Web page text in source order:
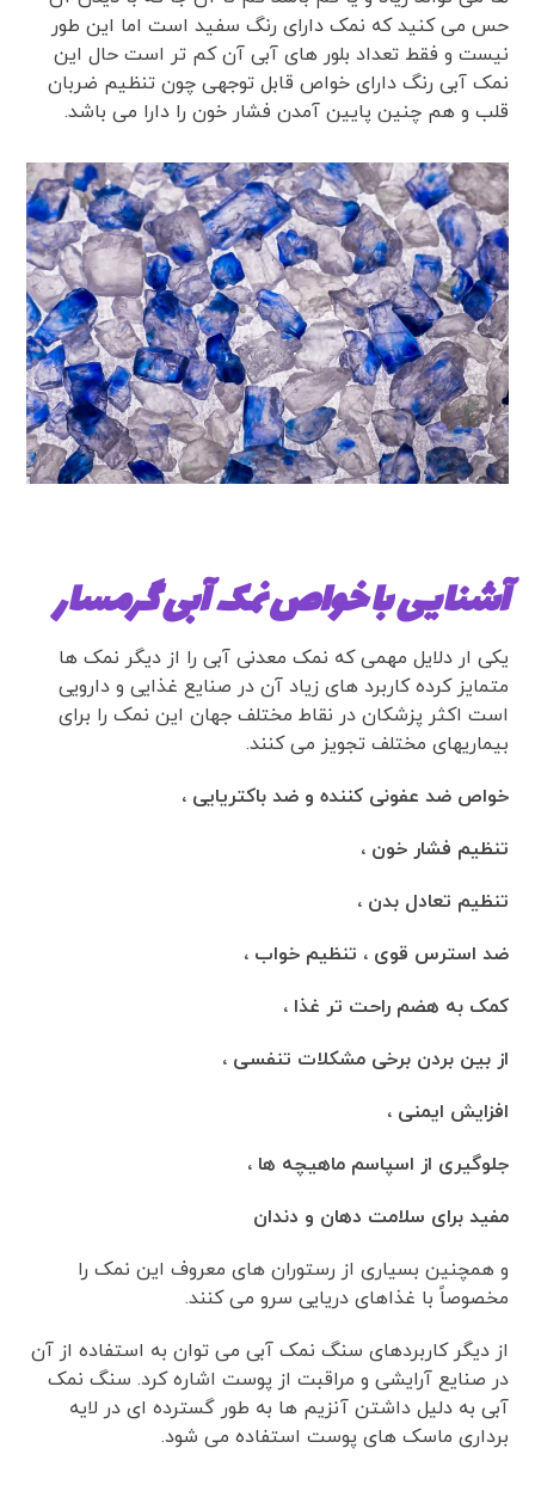
حس می کنید که نمک دارای رنگ سفید است اما این طور
نیست و فقط تعداد بلور های آبی آن کم تر است حال این
نمک آبی رنگ دارای خواص قابل توجهی چون تنظیم ضربان
قلب و هم چنین پایین آمدن فشار خون را دارا می باشد.
آشنایی با خواص نمک آبی گرمسار
یکی ار دلایل مهمی که نمک معدنی آبی را از دیگر نمک ها
متمایز کرده کاربرد های زیاد آن در صنایع غذایی و دارویی
است اکثر پزشکان در نقاط مختلف جهان این نمک را برای
بیماریهای مختلف تجویز می کنند.
خواص ضد عفونی کننده و ضد باکتریایی ،
تنظیم فشار خون ،
تنظیم تعادل بدن ،
ضد استرس قوی ، تنظیم خواب ،
کمک به هضم راحت تر غذا ،
از بین بردن برخی مشکلات تنفسی ،
افزایش ایمنی ،
جلوگیری از اسپاسم ماهیچه ها ،
مفید برای سلامت دهان و دندان
و همچنین بسیاری از رستوران های معروف این نمک را
مخصوصاً با غذاهای دریایی سرو می کنند.
از دیگر کاربردهای سنگ نمک آبی می توان به استفاده از آن
در صنایع آرایشی و مراقبت از پوست اشاره کرد. سنگ نمک
آبی به دلیل داشتن آنزیم ها به طور گسترده ای در لایه
برداری ماسک های پوست استفاده می شود.